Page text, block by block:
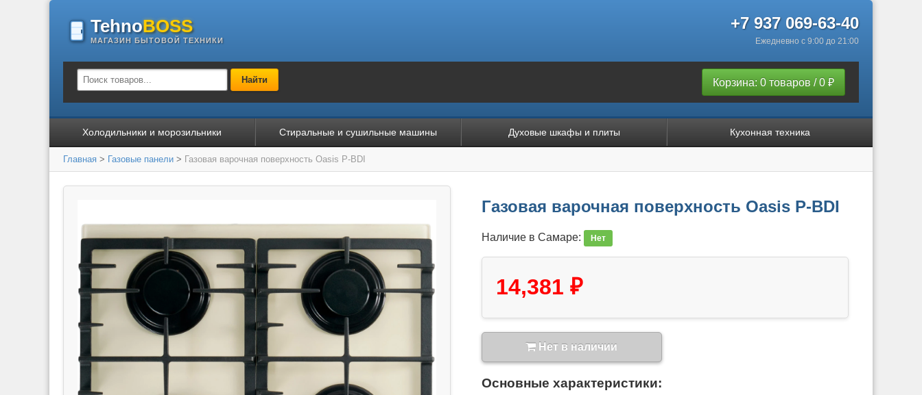
TehnoBOSS
МАГАЗИН БЫТОВОЙ ТЕХНИКИ
+7 937 069-63-40
Ежедневно с 9:00 до 21:00
Найти Корзина: 0 товаров / 0 ₽
Холодильники и морозильники Стиральные и сушильные машины Духовые шкафы и плиты Кухонная техника
Главная > Газовые панели > Газовая варочная поверхность Oasis P-BDI
Газовая варочная поверхность Oasis P-BDI
Наличие в Самаре: Нет
14,381 ₽
Нет в наличии
Основные характеристики: